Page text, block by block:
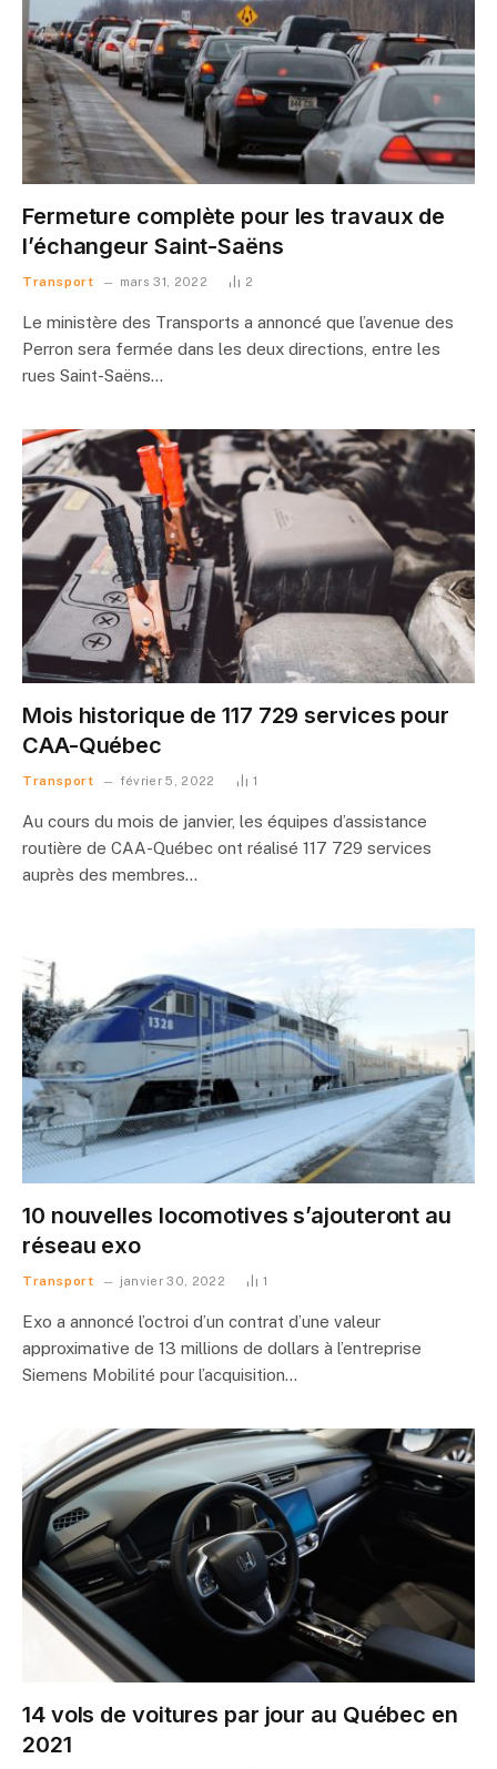
Fermeture complète pour les travaux de
l’échangeur Saint-Saëns
Transport mars 31, 2022 2
Le ministère des Transports a annoncé que l’avenue des
Perron sera fermée dans les deux directions, entre les
rues Saint-Saëns…
Mois historique de 117 729 services pour
CAA-Québec
Transport février 5, 2022 1
Au cours du mois de janvier, les équipes d’assistance
routière de CAA-Québec ont réalisé 117 729 services
auprès des membres…
10 nouvelles locomotives s’ajouteront au
réseau exo
Transport janvier 30, 2022 1
Exo a annoncé l’octroi d’un contrat d’une valeur
approximative de 13 millions de dollars à l’entreprise
Siemens Mobilité pour l’acquisition…
14 vols de voitures par jour au Québec en
2021